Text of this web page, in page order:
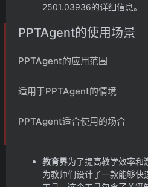
2501.03936的详细信息。
PPTAgent的使用场景
PPTAgent的应用范围
适用于PPTAgent的情境
PPTAgent适合使用的场合
教育界为了提高教学效率和
为教师们设计了一款能够快